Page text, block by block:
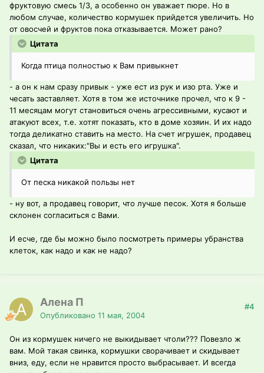
фруктовую смесь 1/3, а особенно он уважает пюре. Но в
любом случае, количество кормушек прийдется увеличить. Но
от овосчей и фруктов пока отказывается. Может рано?
Цитата
Когда птица полностью к Вам привыкнет
- а он к нам сразу привык - уже ест из рук и изо рта. Уже и
чесать заставляет. Хотя в том же источнике прочел, что к 9 -
11 месяцам могут становиться очень агрессивными, кусают и
атакуют всех, т.е. хотят показать, кто в доме хозяин. И их надо
тогда деликатно ставить на место. На счет игрушек, продавец
сказал, что никаких:"Вы и есть его игрушка".
Цитата
От песка никакой пользы нет
- ну вот, а продавец говорит, что лучше песок. Хотя я больше
склонен согласиться с Вами.
И есче, где бы можно было посмотреть примеры убранства
клеток, как надо и как не надо?
Алена П
Опубликовано 11 мая, 2004
#4
Он из кормушек ничего не выкидывает чтоли??? Повезло ж
вам. Мой такая свинка, кормушки сворачивает и скидывает
вниз, еду, если не нравится просто выбрасывает. И всегда